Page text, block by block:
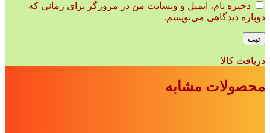
ذخیره نام، ایمیل و وبسایت من در مرورگر برای زمانی که
دوباره دیدگاهی می‌نویسم.
دریافت کالا
محصولات مشابه